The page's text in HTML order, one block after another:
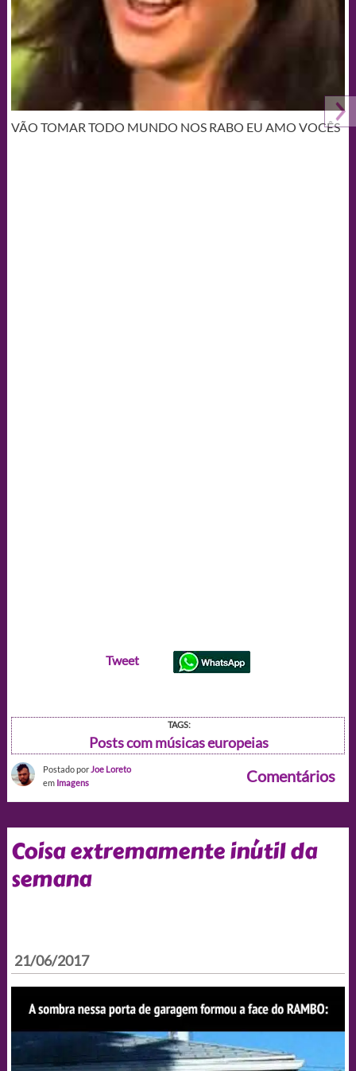
VÃO TOMAR TODO MUNDO NOS RABO EU AMO VOCÊS
Tweet
TAGS:
Posts com músicas europeias
Postado por Joe Loreto
em Imagens Comentários
Coisa extremamente inútil da
semana
21/06/2017